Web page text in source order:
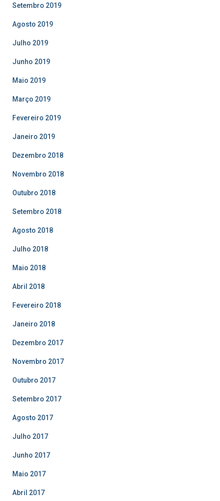
Setembro 2019
Agosto 2019
Julho 2019
Junho 2019
Maio 2019
Março 2019
Fevereiro 2019
Janeiro 2019
Dezembro 2018
Novembro 2018
Outubro 2018
Setembro 2018
Agosto 2018
Julho 2018
Maio 2018
Abril 2018
Fevereiro 2018
Janeiro 2018
Dezembro 2017
Novembro 2017
Outubro 2017
Setembro 2017
Agosto 2017
Julho 2017
Junho 2017
Maio 2017
Abril 2017